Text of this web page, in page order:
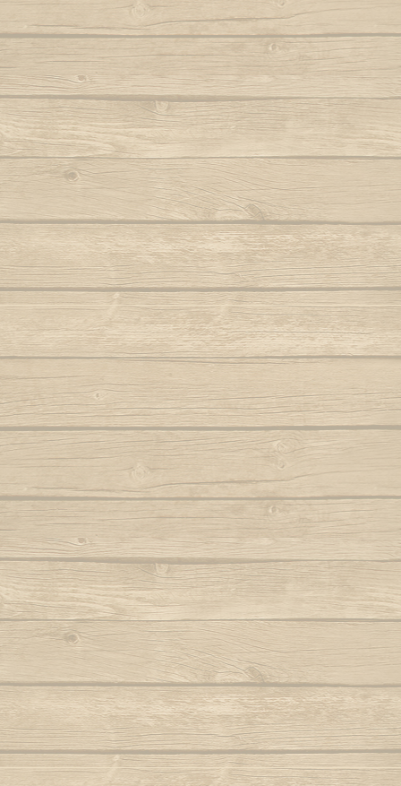
Autor : Formado Cigano
Capoeira de Angola
Autor : Mestre Charm
Capoeira de verdade
Autor : Professor Fanho (Capoeira Brasil)
Capoeira é Beleza
Autor : Mestre Matias
Capoeirando
Autor : Mestre Espirrinho
Catarina, meu amor
Autor : Mestre Mão Branca
Cor de misterio
Autor : Mestre Mão Branca (Capoeira
Gerais)
Cordão de ouro é Besouro Manganga
Autor : Mestre Mão Branca
Dendê
Dende mare
Dona Maria como vai você
E caminhador
Autor : Mestre Ramos (Senzala)
E da nossa cor
E e e Viola
Autor : Mestre Kim
E hoje tem capoeira
Autor : Mestre Camisa (Abada)
E la la eh la eh la
Autor : Mestre Esquilo
Quando meu
Que
Quem
Autor :
Quem
Autor :
Rainha do
Autor :
Samba
Saudade
Autor : Boa
Autor : Mestre
Se
Mestre
Ser
Refrain